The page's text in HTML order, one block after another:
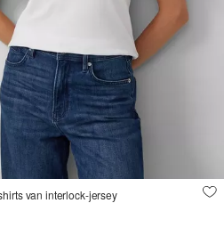
van interlock-jersey